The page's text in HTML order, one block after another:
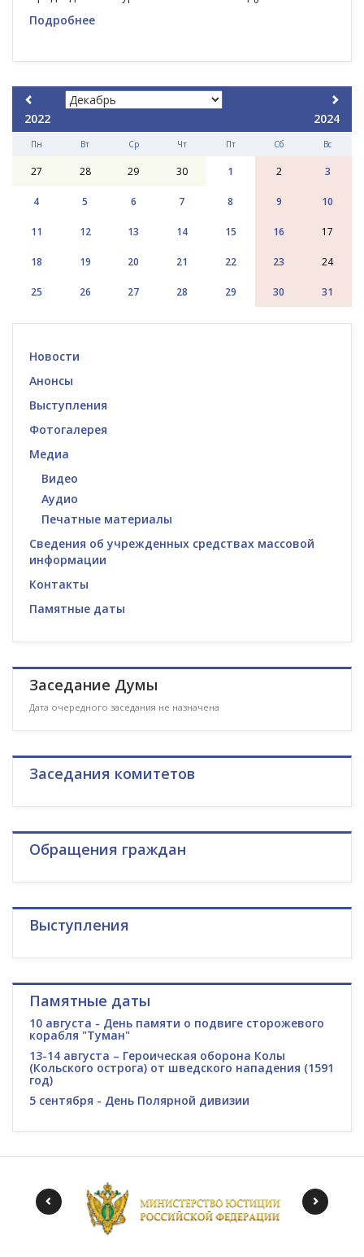
Подробнее
2022 2024
Пн Вт Ср Чт Пт Сб Вс
27 28 29 30 1 2 3
4 5 6 7 8 9 10
11 12 13 14 15 16 17
18 19 20 21 22 23 24
25 26 27 28 29 30 31
Новости
Анонсы
Выступления
Фотогалерея
Медиа
Видео
Аудио
Печатные материалы
Сведения об учрежденных средствах массовой
информации
Контакты
Памятные даты
Заседание Думы
Дата очередного заседания не назначена
Заседания комитетов
Обращения граждан
Выступления
Памятные даты
10 августа - День памяти о подвиге сторожевого
корабля "Туман"
13-14 августа – Героическая оборона Колы
(Кольского острога) от шведского нападения (1591
год)
5 сентября - День Полярной дивизии